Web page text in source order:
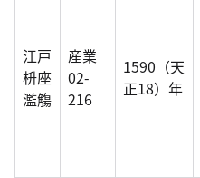
江戸
枡座
濫觴
産業
02-
216
1590（天
正18）年